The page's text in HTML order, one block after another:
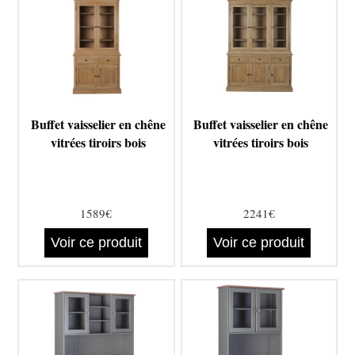
Buffet vaisselier en chêne
vitrées tiroirs bois
1589€
Voir ce produit
Buffet vaisselier en chêne
vitrées tiroirs bois
2241€
Voir ce produit